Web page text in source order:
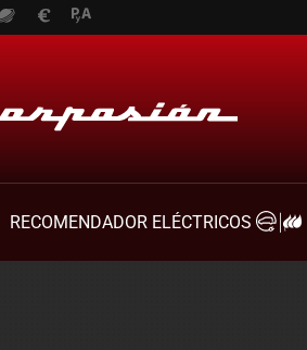
RECOMENDADOR ELÉCTRICOS